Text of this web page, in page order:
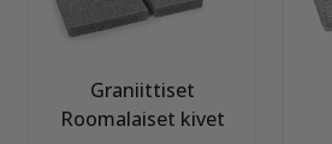
Graniittiset
Roomalaiset kivet